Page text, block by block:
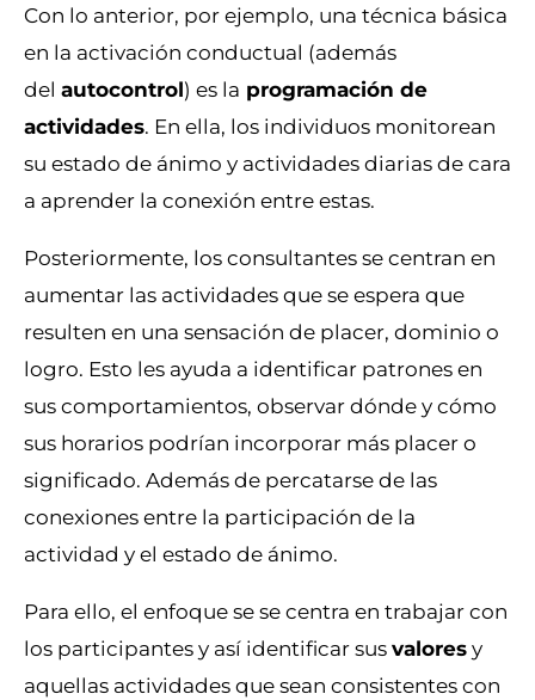
Con lo anterior, por ejemplo, una técnica básica
en la activación conductual (además
del autocontrol) es la programación de
actividades. En ella, los individuos monitorean
su estado de ánimo y actividades diarias de cara
a aprender la conexión entre estas.
Posteriormente, los consultantes se centran en
aumentar las actividades que se espera que
resulten en una sensación de placer, dominio o
logro. Esto les ayuda a identificar patrones en
sus comportamientos, observar dónde y cómo
sus horarios podrían incorporar más placer o
significado. Además de percatarse de las
conexiones entre la participación de la
actividad y el estado de ánimo.
Para ello, el enfoque se se centra en trabajar con
los participantes y así identificar susvaloresy
aquellas actividades que sean consistentes con